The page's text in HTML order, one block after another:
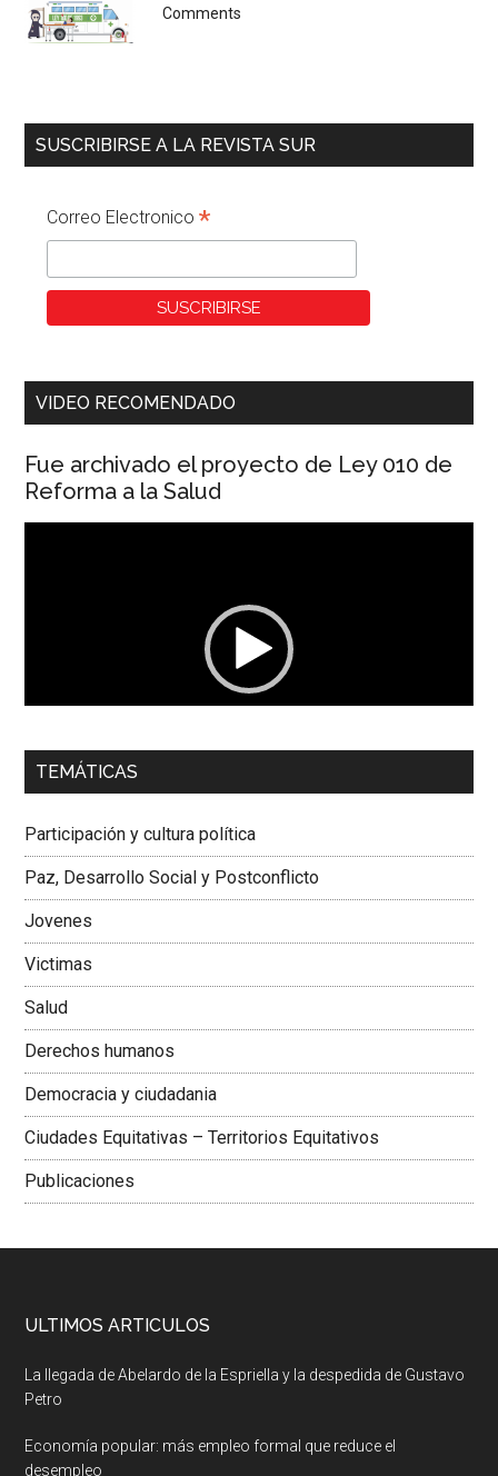
Comments
SUSCRIBIRSE A LA REVISTA SUR
Correo Electronico*
VIDEO RECOMENDADO
Fue archivado el proyecto de Ley 010 de
Reforma a la Salud
00:00 01:04
Dra. Carolina Corcho Mejía,Presidenta Corporación
Colombiana
TEMÁTICAS
Participación y cultura política
Paz, Desarrollo Social y Postconflicto
Jovenes
Victimas
Salud
Derechos humanos
Democracia y ciudadania
Ciudades Equitativas – Territorios Equitativos
Publicaciones
ULTIMOS ARTICULOS
La llegada de Abelardo de la Espriella y la despedida de Gustavo
Petro
Economía popular: más empleo formal que reduce el
desempleo